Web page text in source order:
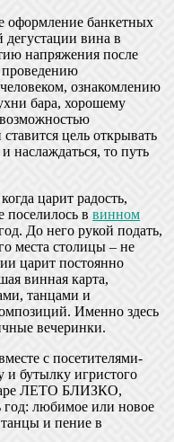
оформление банкетных
дегустации вина в
напряжения после
проведению
ознакомлению
бара, хорошему
цель открывать
наслаждаться, то путь
царит радость,
поселилось в винном
До него рукой подать,
места столицы – не
царит постоянно
винная карта,
танцами и
Именно здесь
вечеринки.
с посетителями-
бутылку игристого
ЛЕТО БЛИЗКО,
год: любимое или новое
и пение в